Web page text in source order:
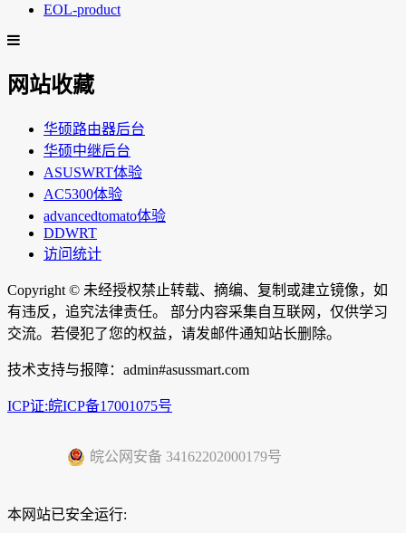
EOL-product
网站收藏
华硕路由器后台
华硕中继后台
ASUSWRT体验
AC5300体验
advancedtomato体验
DDWRT
访问统计
Copyright © 未经授权禁止转载、摘编、复制或建立镜像，如
有违反，追究法律责任。 部分内容采集自互联网，仅供学习
交流。若侵犯了您的权益，请发邮件通知站长删除。
技术支持与报障：admin#asussmart.com
ICP证:皖ICP备17001075号
皖公网安备 34162202000179号
本网站已安全运行: